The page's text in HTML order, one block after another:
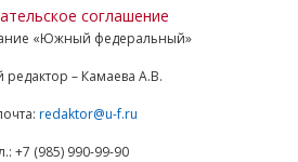
соглашение
«Южный федеральный»
редактор – Камаева А.В.
redaktor@u-f.ru
+7 (985) 990-99-90